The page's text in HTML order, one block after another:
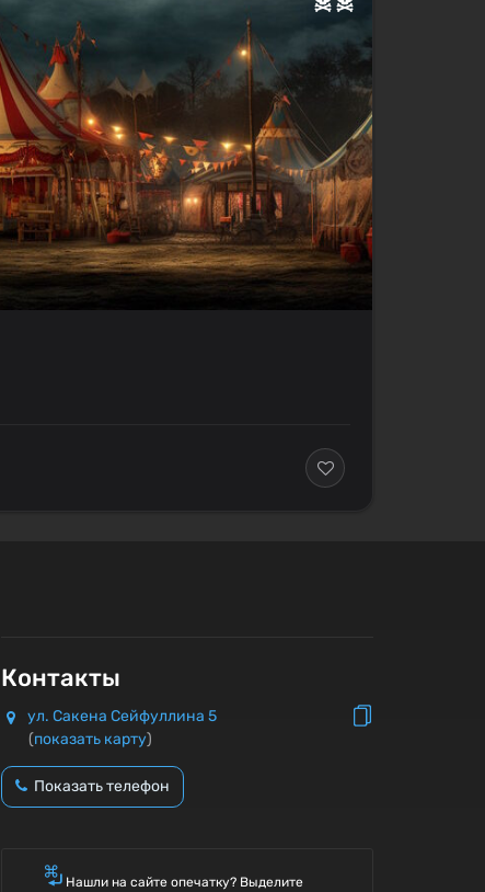
Контакты
ул. Сакена Сейфуллина 5
(показать карту)
Показать телефон
Нашли на сайте опечатку? Выделите